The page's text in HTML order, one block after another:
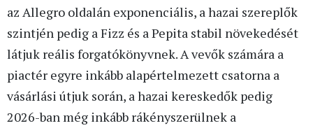
az Allegro oldalán exponenciális, a hazai szereplők
szintjén pedig a Fizz és a Pepita stabil növekedését
látjuk reális forgatókönyvnek. A vevők számára a
piactér egyre inkább alapértelmezett csatorna a
vásárlási útjuk során, a hazai kereskedők pedig
2026-ban még inkább rákényszerülnek a